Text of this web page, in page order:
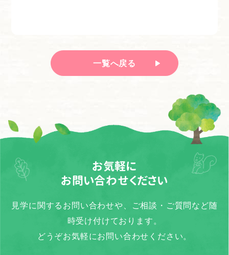
一覧へ戻る
お気軽に
お問い合わせください
見学に関するお問い合わせや、ご相談・ご質問など随
時受け付けております。
どうぞお気軽にお問い合わせください。